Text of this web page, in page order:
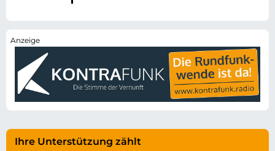
Ihre Unterstützung zählt